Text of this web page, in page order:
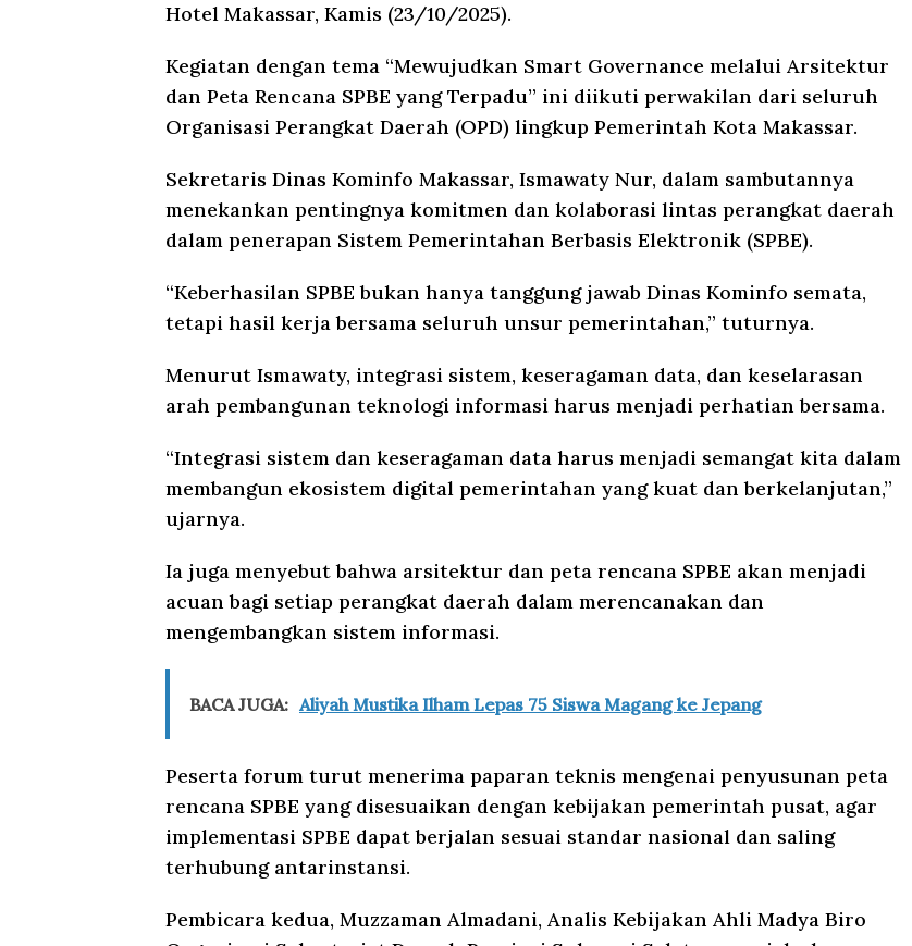
Hotel Makassar, Kamis (23/10/2025).
Kegiatan dengan tema “Mewujudkan Smart Governance melalui Arsitektur
dan Peta Rencana SPBE yang Terpadu” ini diikuti perwakilan dari seluruh
Organisasi Perangkat Daerah (OPD) lingkup Pemerintah Kota Makassar.
Sekretaris Dinas Kominfo Makassar, Ismawaty Nur, dalam sambutannya
menekankan pentingnya komitmen dan kolaborasi lintas perangkat daerah
dalam penerapan Sistem Pemerintahan Berbasis Elektronik (SPBE).
“Keberhasilan SPBE bukan hanya tanggung jawab Dinas Kominfo semata,
tetapi hasil kerja bersama seluruh unsur pemerintahan,” tuturnya.
Menurut Ismawaty, integrasi sistem, keseragaman data, dan keselarasan
arah pembangunan teknologi informasi harus menjadi perhatian bersama.
“Integrasi sistem dan keseragaman data harus menjadi semangat kita dalam
membangun ekosistem digital pemerintahan yang kuat dan berkelanjutan,”
ujarnya.
Ia juga menyebut bahwa arsitektur dan peta rencana SPBE akan menjadi
acuan bagi setiap perangkat daerah dalam merencanakan dan
mengembangkan sistem informasi.
BACA JUGA: Aliyah Mustika Ilham Lepas 75 Siswa Magang ke Jepang
Peserta forum turut menerima paparan teknis mengenai penyusunan peta
rencana SPBE yang disesuaikan dengan kebijakan pemerintah pusat, agar
implementasi SPBE dapat berjalan sesuai standar nasional dan saling
terhubung antarinstansi.
Pembicara kedua, Muzzaman Almadani, Analis Kebijakan Ahli Madya Biro